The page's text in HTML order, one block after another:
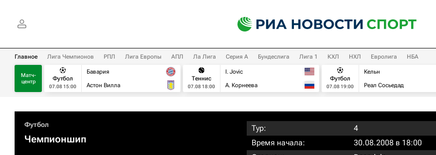
Главное Лига Чемпионов РПЛ Лига Европы АПЛ Ла Лига Серия А Бундеслига Лига 1 КХЛ НХЛ Евролига НБА
Матч-
центр
Футбол
07.08 15:00
Бавария
Астон Вилла
Теннис
07.08 18:00
I. Jovic
А. Корнеева
Футбол
07.08 19:00
Кельн
Реал Сосьедад
Футбол
Чемпионшип
Тур:
4
Время начала:
30.08.2008 в 18:00